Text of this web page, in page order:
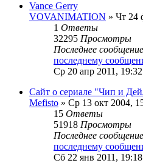
Vance Gerry
VOVANIMATION » Чт 24
1 Ответы
32295 Просмотры
Последнее сообщение
последнему
Ср 20 апр 2011, 19:32
Сайт о сериале "Чип и
Mefisto » Ср 13 окт 2004,
15 Ответы
51918 Просмотры
Последнее сообщение
последнему
Сб 22 янв 2011, 19:18